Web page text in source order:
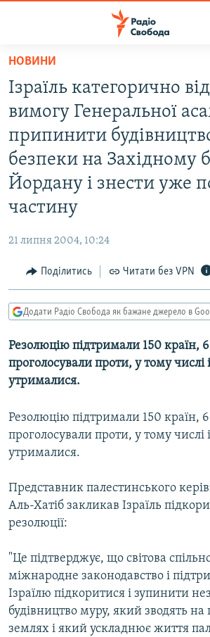
Перейти
основного
матеріалу
до
основної
навігації
Перейти
ВСЕ ЗА ДОБУ
СУСПІЛЬСТВО
УКРАЇНА
СВІТ
ВІЙНА
РОСІЙСЬКА «ФІЛЬТРАЦІЯ»
ДОНБАС.РЕАЛІЇ
СХЕМИ
КИТАЙ.ВИКЛИКИ
ФОТО
СПЕЦПРОЄКТИ
КРИМ РЕАЛІЇ
РУС
УКР
КТАТ
НОВИНИ
Ізраїль категорично
вимогу Генеральної
припинити
безпеки на Західному
Йордану і знести уже
частину
21 липня 2004, 10:24
Поділитись Читати без VPN
Додати Радіо Свобода як бажане джерело в
Резолюцію підтримали 150 країн,
проголосували проти, у тому
утрималися.
Резолюцію підтримали 150 країн,
проголосували проти, у тому
утрималися.
Представник палестинського
Аль-Хатіб закликав Ізраїль
резолюції:
"Це підтверджує, що світова
міжнародне законодавство і
Ізраїлю підкоритися і зупинити
будівництво муру, який зводять
землях і який ускладнює життя